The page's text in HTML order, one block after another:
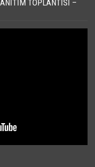
TOPLANTISI –